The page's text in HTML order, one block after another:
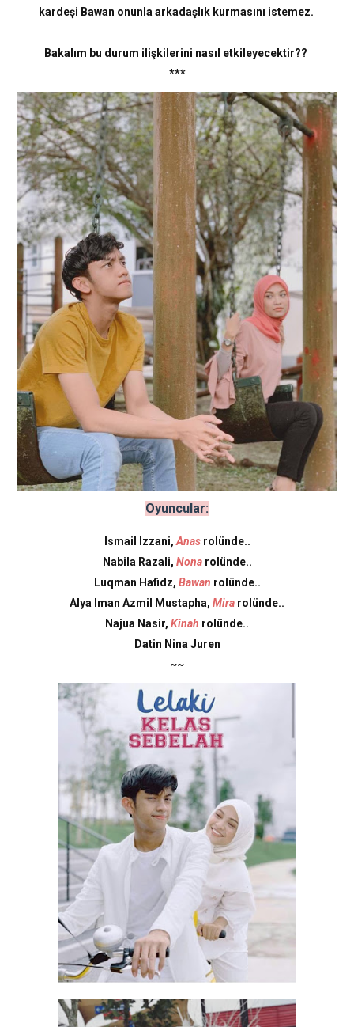
kardeşi Bawan onunla arkadaşlık kurmasını istemez.
Bakalım bu durum ilişkilerini nasıl etkileyecektir??
***
Oyuncular:
Ismail Izzani, Anasrolünde..
Nabila Razali, Nonarolünde..
Luqman Hafidz, Bawan rolünde..
Alya Iman Azmil Mustapha, Mira rolünde..
Najua Nasir, Kinah rolünde..
Datin Nina Juren
~~